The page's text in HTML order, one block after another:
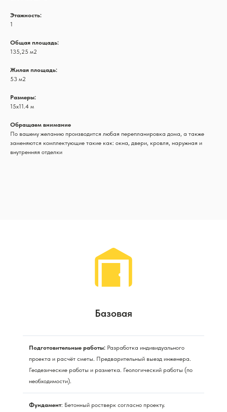
Этажность:
1
Общая площадь:
135,25 м2
Жилая площадь:
53 м2
Размеры:
15х11.4 м
Обращаем внимание
По вашему желанию производится любая перепланировка дома, а также
заменяются комплектующие такие как: окна, двери, кровля, наружная и
внутренняя отделки
Базовая
Подготовительные работы: Разработка индивидуального
проекта и расчёт сметы. Предварительный выезд инженера.
Геодезические работы и разметка. Геологический работы (по
необходимости).
Фундамент: Бетонный ростверк согласно проекту.